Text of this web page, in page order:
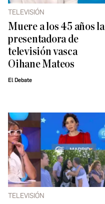
TELEVISIÓN
Muere a los 45 años la
presentadora de
televisión vasca
Oihane Mateos
El Debate
TELEVISIÓN